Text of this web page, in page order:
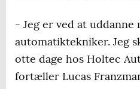
- Jeg er ved at uddanne
automatiktekniker. Jeg
otte dage hos Holtec
fortæller Lucas